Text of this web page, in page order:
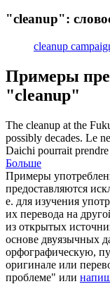
"cleanup":
cleanup
Примеры
"cleanup"
The cleanup at the
possibly decades. Le
Daichi pourrait prendre
Больше
Примеры
предоставляются
е. для изучения
их перевода на
из открытых
основе двуязычных
орфографическую,
оригинале или
проблеме" или